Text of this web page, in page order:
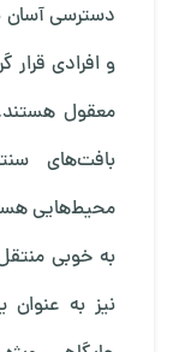
دسترسی آسان
و افرادی قرار
معقول
بافت‌های
محیط‌هایی
به خوبی
نیز به عنوان